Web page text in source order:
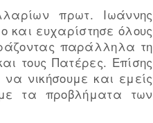
πρωτ. Ιωάννης
ευχαρίστησε όλους
παράλληλα τη
τους Πατέρες. Επίσης
νικήσουμε και εμείς
τα προβλήματα των